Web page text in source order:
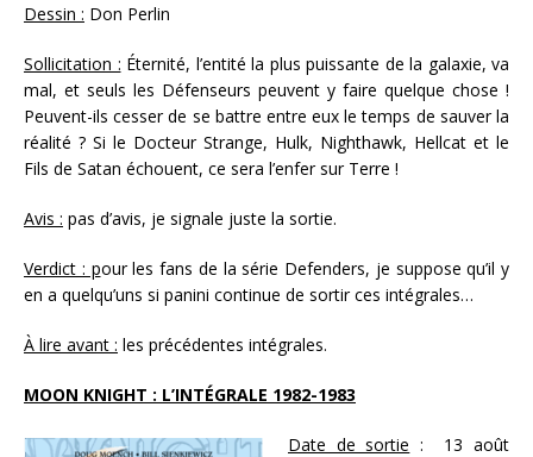
Dessin : Don Perlin
Sollicitation : Éternité, l’entité la plus puissante de la galaxie, va
mal, et seuls les Défenseurs peuvent y faire quelque chose !
Peuvent-ils cesser de se battre entre eux le temps de sauver la
réalité ? Si le Docteur Strange, Hulk, Nighthawk, Hellcat et le
Fils de Satan échouent, ce sera l’enfer sur Terre !
Avis : pas d’avis, je signale juste la sortie.
Verdict : pour les fans de la série Defenders, je suppose qu’il y
en a quelqu’uns si panini continue de sortir ces intégrales…
À lire avant : les précédentes intégrales.
MOON KNIGHT : L’INTÉGRALE 1982-1983
Date de sortie : 13 août